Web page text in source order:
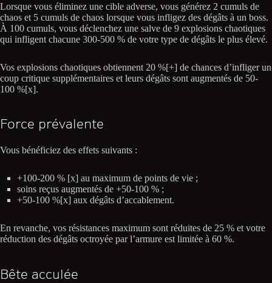
Lorsque vous éliminez une cible adverse, vous générez 2 cumuls de
chaos et 5 cumuls de chaos lorsque vous infligez des dégâts à un boss.
À 100 cumuls, vous déclenchez une salve de 9 explosions chaotiques
qui infligent chacune 300-500 % de votre type de dégâts le plus élevé.
Vos explosions chaotiques obtiennent 20 %[+] de chances d’infliger un
coup critique supplémentaires et leurs dégâts sont augmentés de 50-
100 %[x].
Force prévalente
Vous bénéficiez des effets suivants :
+100-200 % [x] au maximum de points de vie ;
soins reçus augmentés de +50-100 % ;
+50-100 %[x] aux dégâts d’accablement.
En revanche, vos résistances maximum sont réduites de 25 % et votre
réduction des dégâts octroyée par l’armure est limitée à 60 %.
Bête acculée